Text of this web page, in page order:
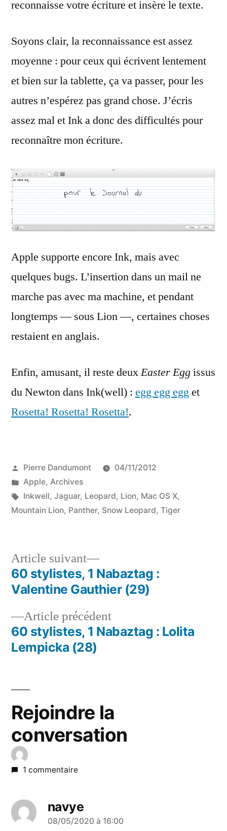
reconnaisse votre écriture et insère le texte.
Soyons clair, la reconnaissance est assez
moyenne : pour ceux qui écrivent lentement
et bien sur la tablette, ça va passer, pour les
autres n’espérez pas grand chose. J’écris
assez mal et Ink a donc des difficultés pour
reconnaître mon écriture.
Apple supporte encore Ink, mais avec
quelques bugs. L’insertion dans un mail ne
marche pas avec ma machine, et pendant
longtemps — sous Lion —, certaines choses
restaient en anglais.
Enfin, amusant, il reste deuxEaster Eggissus
du Newton dans Ink(well) : egg egg egget
Rosetta! Rosetta! Rosetta!.
Publié
par
Pierre Dandumont
04/11/2012
Publié
dans
Apple, Archives
Étiquettes :
Inkwell, Jaguar, Leopard, Lion, Mac OS X,
Mountain Lion, Panther, Snow Leopard, Tiger
Navigation
l’article
Article précédentArticle
précédent :
60 stylistes, 1 Nabaztag : Lolita
Lempicka (28)
Article suivant
Article
suivant :
60 stylistes, 1 Nabaztag :
Valentine Gauthier (29)
Rejoindre la
conversation
1 commentaire
navye
a
08/05/2020 à 16:00